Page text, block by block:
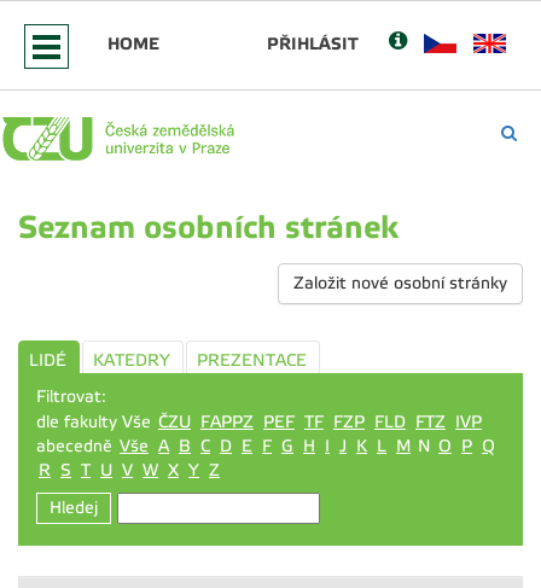
HOME PŘIHLÁSIT
Seznam osobních stránek
Založit nové osobní stránky
LIDÉ KATEDRY
PREZENTACE
Filtrovat:
dle fakulty Vše ČZU FAPPZ PEF TF FZP FLD FTZ IVP
abecedně Vše A B C D E F G H I J K L M N O P Q
R S T U V W X Y Z
Hledej